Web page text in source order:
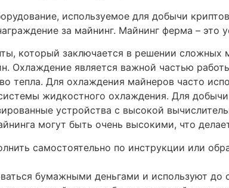
используемое для добычи
за майнинг. Майнинг ферма – это
который заключается в решении сложных
Охлаждение является важной частью
тепла. Для охлаждения майнеров часто
жидкостного охлаждения. Для
устройства с высокой
могут быть очень высокими, что
самостоятельно по инструкции или
бумажными деньгами и используют до